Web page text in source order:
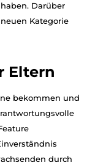
Darüber
Kategorie
Eltern
bekommen und
durch